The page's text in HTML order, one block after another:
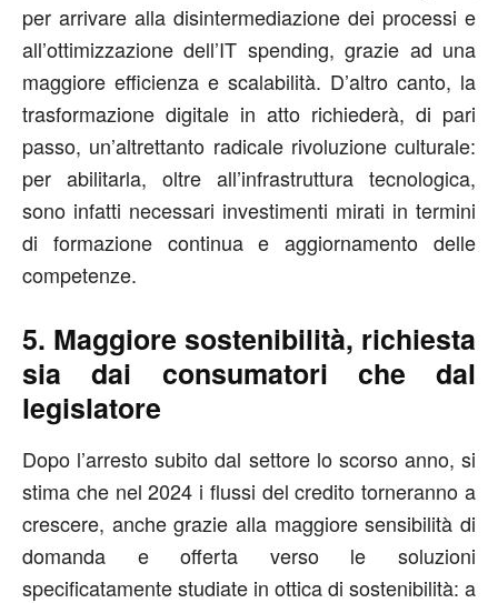
per arrivare alla disintermediazione dei processi e
all’ottimizzazione dell’IT spending, grazie ad una
maggiore efficienza e scalabilità. D’altro canto, la
trasformazione digitale in atto richiederà, di pari
passo, un’altrettanto radicale rivoluzione culturale:
per abilitarla, oltre all’infrastruttura tecnologica,
sono infatti necessari investimenti mirati in termini
di formazione continua e aggiornamento delle
competenze.
5. Maggiore sostenibilità, richiesta
sia dai consumatori che dal
legislatore
Dopo l’arresto subito dal settore lo scorso anno, si
stima che nel 2024 i flussi del credito torneranno a
crescere, anche grazie alla maggiore sensibilità di
domanda e offerta verso le soluzioni
specificatamente studiate in ottica di sostenibilità: a